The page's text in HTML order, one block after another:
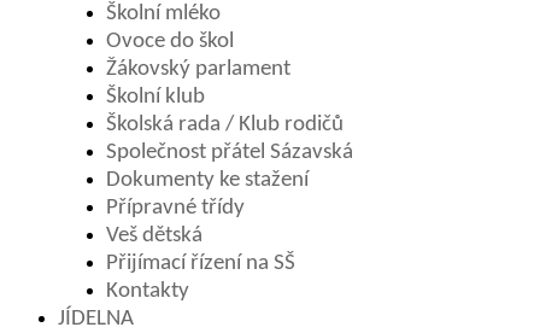
Školní mléko
Ovoce do škol
Žákovský parlament
Školní klub
Školská rada / Klub rodičů
Společnost přátel Sázavská
Dokumenty ke stažení
Přípravné třídy
Veš dětská
Přijímací řízení na SŠ
Kontakty
JÍDELNA